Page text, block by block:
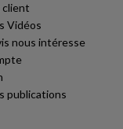
client
Vidéos
nous intéresse
publications